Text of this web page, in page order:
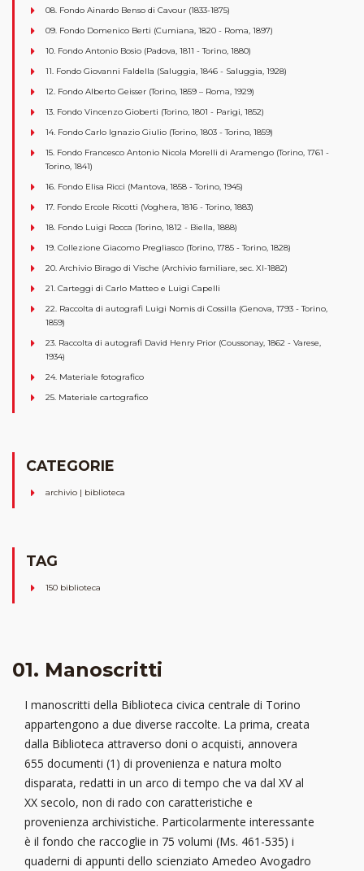
08. Fondo Ainardo Benso di Cavour (1833-1875)
09. Fondo Domenico Berti (Cumiana, 1820 - Roma, 1897)
10. Fondo Antonio Bosio (Padova, 1811 - Torino, 1880)
11. Fondo Giovanni Faldella (Saluggia, 1846 - Saluggia, 1928)
12. Fondo Alberto Geisser (Torino, 1859 – Roma, 1929)
13. Fondo Vincenzo Gioberti (Torino, 1801 - Parigi, 1852)
14. Fondo Carlo Ignazio Giulio (Torino, 1803 - Torino, 1859)
15. Fondo Francesco Antonio Nicola Morelli di Aramengo (Torino, 1761 -
Torino, 1841)
16. Fondo Elisa Ricci (Mantova, 1858 - Torino, 1945)
17. Fondo Ercole Ricotti (Voghera, 1816 - Torino, 1883)
18. Fondo Luigi Rocca (Torino, 1812 - Biella, 1888)
19. Collezione Giacomo Pregliasco (Torino, 1785 - Torino, 1828)
20. Archivio Birago di Vische (Archivio familiare, sec. XI-1882)
21. Carteggi di Carlo Matteo e Luigi Capelli
22. Raccolta di autografi Luigi Nomis di Cossilla (Genova, 1793 - Torino,
1859)
23. Raccolta di autografi David Henry Prior (Coussonay, 1862 - Varese,
1934)
24. Materiale fotografico
25. Materiale cartografico
CATEGORIE
archivio | biblioteca
TAG
150 biblioteca
01. Manoscritti
I manoscritti della Biblioteca civica centrale di Torino
appartengono a due diverse raccolte. La prima, creata
dalla Biblioteca attraverso doni o acquisti, annovera
655 documenti (1) di provenienza e natura molto
disparata, redatti in un arco di tempo che va dal XV al
XX secolo, non di rado con caratteristiche e
provenienza archivistiche. Particolarmente interessante
è il fondo che raccoglie in 75 volumi (Ms. 461-535) i
quaderni di appunti dello scienziato Amedeo Avogadro